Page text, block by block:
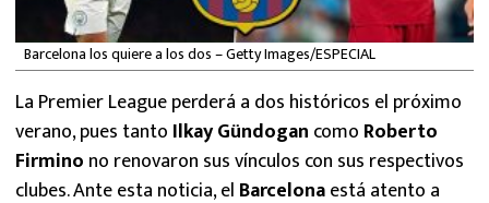
LIGA MX
NFL
Barcelona los quiere a los dos – Getty Images/ESPECIAL
La Premier League perderá a dos históricos el próximo
verano, pues tanto Ilkay Gündogan como Roberto
Firmino no renovaron sus vínculos con sus respectivos
clubes. Ante esta noticia, el Barcelonaestá atento a